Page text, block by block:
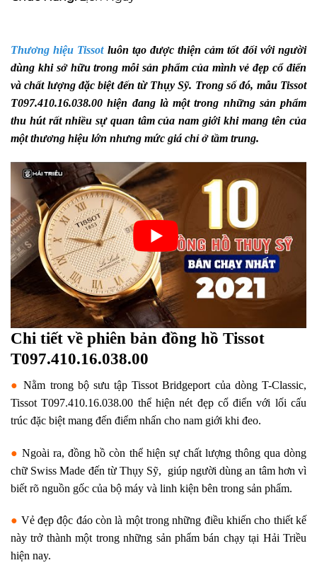
Thương hiệu Tissotluôn tạo được thiện cảm tốt đối với người
dùng khi sở hữu trong mỗi sản phẩm của mình vẻ đẹp cổ điển
và chất lượng đặc biệt đến từ Thụy Sỹ. Trong số đó, mẫu Tissot
T097.410.16.038.00 hiện đang là một trong những sản phẩm
thu hút rất nhiều sự quan tâm của nam giới khi mang tên của
một thương hiệu lớn nhưng mức giá chỉ ở tầm trung.
Chi tiết về phiên bản đồng hồ Tissot
T097.410.16.038.00
● Nằm trong bộ sưu tập Tissot Bridgeport của dòng T-Classic,
Tissot T097.410.16.038.00 thể hiện nét đẹp cổ điển với lối cấu
trúc đặc biệt mang đến điểm nhấn cho nam giới khi đeo.
● Ngoài ra, đồng hồ còn thể hiện sự chất lượng thông qua dòng
chữ Swiss Made đến từ Thụy Sỹ, giúp người dùng an tâm hơn vì
biết rõ nguồn gốc của bộ máy và linh kiện bên trong sản phẩm.
● Vẻ đẹp độc đáo còn là một trong những điều khiến cho thiết kế
này trở thành một trong những sản phẩm bán chạy tại Hải Triều
hiện nay.